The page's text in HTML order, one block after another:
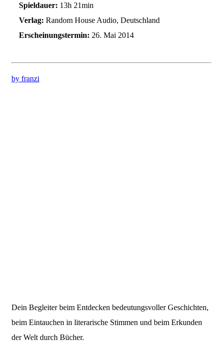
Spieldauer: 13h 21min
Verlag: Random House Audio, Deutschland
Erscheinungstermin: 26. Mai 2014
by franzi
Dein Begleiter beim Entdecken bedeutungsvoller Geschichten,
beim Eintauchen in literarische Stimmen und beim Erkunden
der Welt durch Bücher.